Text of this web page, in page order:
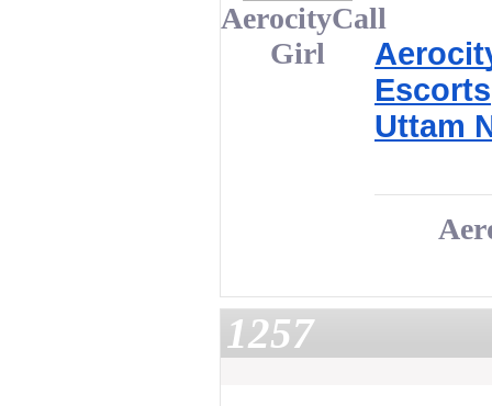
AerocityCall
Girl
Escorts
Uttam
1257